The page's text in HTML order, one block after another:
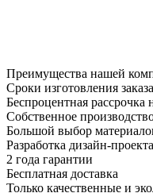
Преимущества нашей
Сроки изготовления
Беспроцентная рассрочка
Собственное
Большой выбор
Разработка дизайн-
2 года гарантии
Бесплатная доставка
Только качественные и